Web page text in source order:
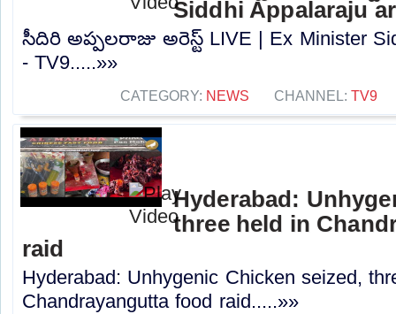
Siddhi Appalaraju
సీదిరి అప్పలరాజు అరెస్ట్ LIVE | Ex Minister
- TV9.....»»
CATEGORY: NEWS CHANNEL: TV9
Hyderabad:
three held in
raid
Hyderabad: Unhygenic Chicken seized,
Chandrayangutta food raid.....»»